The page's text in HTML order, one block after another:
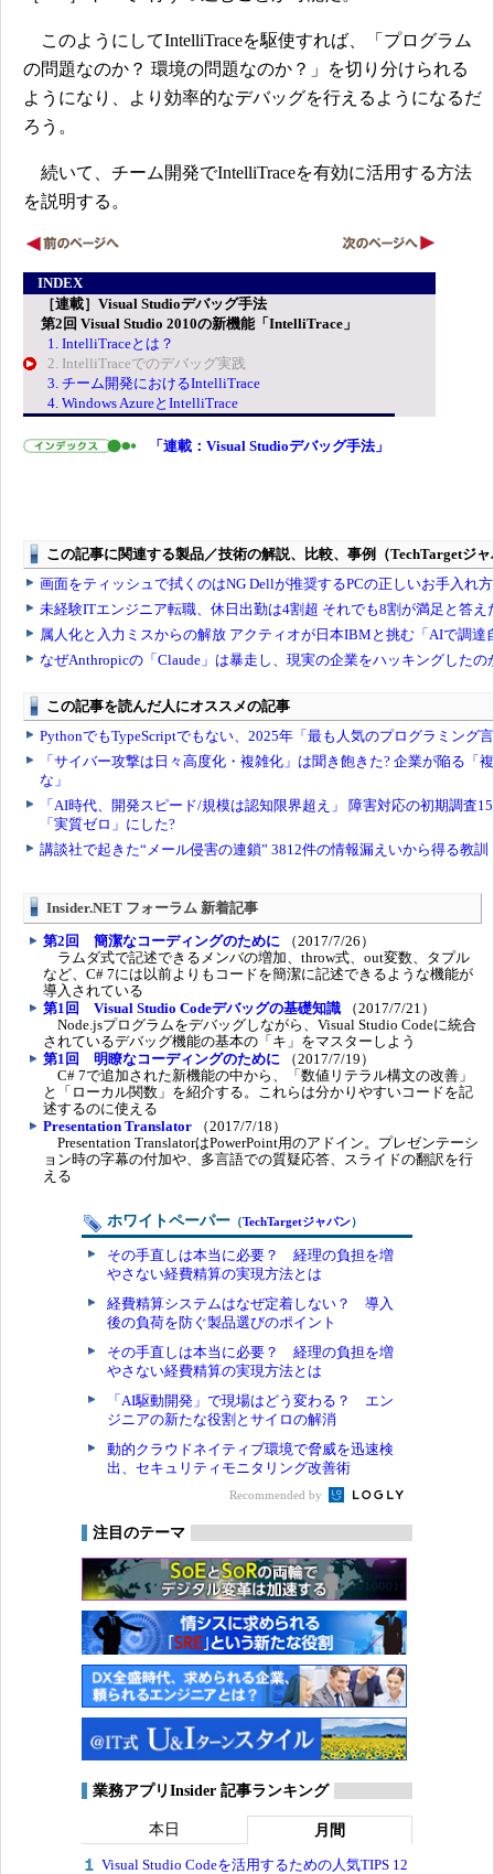
このようにしてIntelliTraceを駆使すれば、「プログラム
の問題なのか？ 環境の問題なのか？」を切り分けられる
ようになり、より効率的なデバッグを行えるようになるだ
ろう。
続いて、チーム開発でIntelliTraceを有効に活用する方法
を説明する。
INDEX
［連載］Visual Studioデバッグ手法
第2回 Visual Studio 2010の新機能「IntelliTrace」
1. IntelliTraceとは？
2. IntelliTraceでのデバッグ実践
3. チーム開発におけるIntelliTrace
4. Windows AzureとIntelliTrace
「連載：Visual Studioデバッグ手法」
Insider.NET フォーラム 新着記事
第2回 簡潔なコーディングのために （2017/7/26）
ラムダ式で記述できるメンバの増加、throw式、out変数、タプル
など、C# 7には以前よりもコードを簡潔に記述できるような機能が
導入されている
第1回 Visual Studio Codeデバッグの基礎知識 （2017/7/21）
Node.jsプログラムをデバッグしながら、Visual Studio Codeに統合
されているデバッグ機能の基本の「キ」をマスターしよう
第1回 明瞭なコーディングのために （2017/7/19）
C# 7で追加された新機能の中から、「数値リテラル構文の改善」
と「ローカル関数」を紹介する。これらは分かりやすいコードを記
述するのに使える
Presentation Translator （2017/7/18）
Presentation TranslatorはPowerPoint用のアドイン。プレゼンテーシ
ョン時の字幕の付加や、多言語での質疑応答、スライドの翻訳を行
える
ホワイトペーパー （TechTargetジャパン）
その手直しは本当に必要？ 経理の負担を増
やさない経費精算の実現方法とは
経費精算システムはなぜ定着しない？ 導入
後の負荷を防ぐ製品選びのポイント
その手直しは本当に必要？ 経理の負担を増
やさない経費精算の実現方法とは
「AI駆動開発」で現場はどう変わる？ エン
ジニアの新たな役割とサイロの解消
動的クラウドネイティブ環境で脅威を迅速検
出、セキュリティモニタリング改善術
Recommended by
注目のテーマ
業務アプリInsider 記事ランキング
本日 月間
Visual Studio Codeを活用するための人気TIPS 12